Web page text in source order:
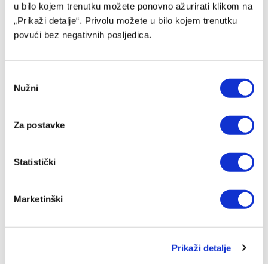
u bilo kojem trenutku možete ponovno ažurirati klikom na
„Prikaži detalje“. Privolu možete u bilo kojem trenutku
povući bez negativnih posljedica.
Selection
Nužni
Za postavke
Statistički
Marketinški
Prikaži detalje
Bez pobjednika u duelu Širokog Brijega i Sloge na Pecari